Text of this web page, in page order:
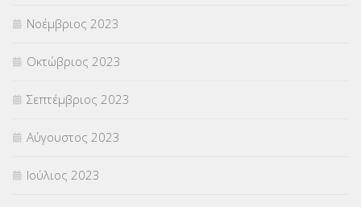
Νοέμβριος 2023
Οκτώβριος 2023
Σεπτέμβριος 2023
Αύγουστος 2023
Ιούλιος 2023